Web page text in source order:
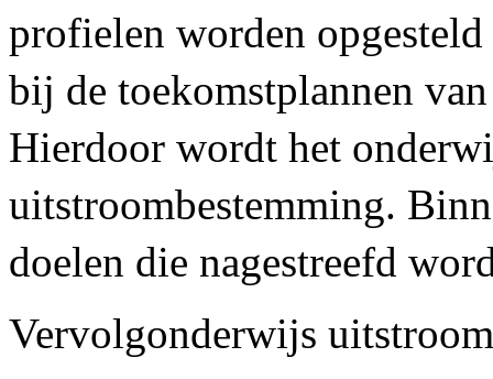
profielen worden
bij de toekomstplannen
Hierdoor wordt het
uitstroombestemming.
doelen die nagestreefd
Vervolgonderwijs